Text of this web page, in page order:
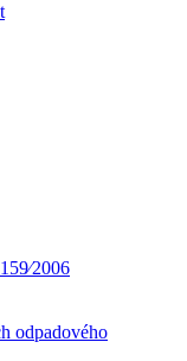
odpadového